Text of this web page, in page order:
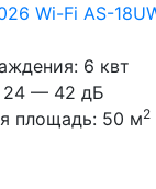
Wi-Fi AS-
6 квт
24 — 42 дБ
площадь: 50 м2